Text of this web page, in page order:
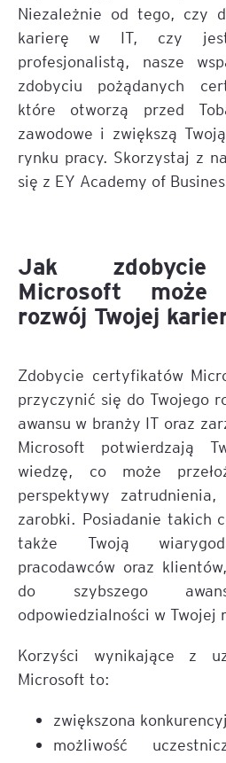
Niezależnie od tego, czy
karierę w IT, czy
profesjonalistą, nasze
zdobyciu pożądanych
które otworzą przed
zawodowe i zwiększą
rynku pracy. Skorzystaj z
się z EY Academy of
Jak zdobycie
Microsoft może
rozwój Twojej
Zdobycie certyfikatów
przyczynić się do Twojego
awansu w branży IT oraz
Microsoft potwierdzają
wiedzę, co może
perspektywy
zarobki. Posiadanie takich
także Twoją
pracodawców oraz
do szybszego
odpowiedzialności w Twojej
Korzyści wynikające z
Microsoft to:
zwiększona
możliwość